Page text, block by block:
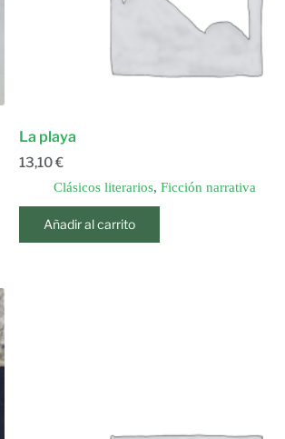
La playa
13,10€
Clásicos literarios, Ficción narrativa
Añadir al carrito